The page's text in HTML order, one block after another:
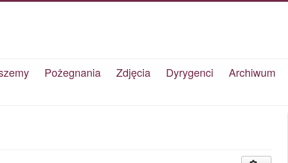
Pożegnania Zdjęcia Dyrygenci Archiwum